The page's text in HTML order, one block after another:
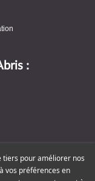
:
tiers pour améliorer nos
vos préférences en